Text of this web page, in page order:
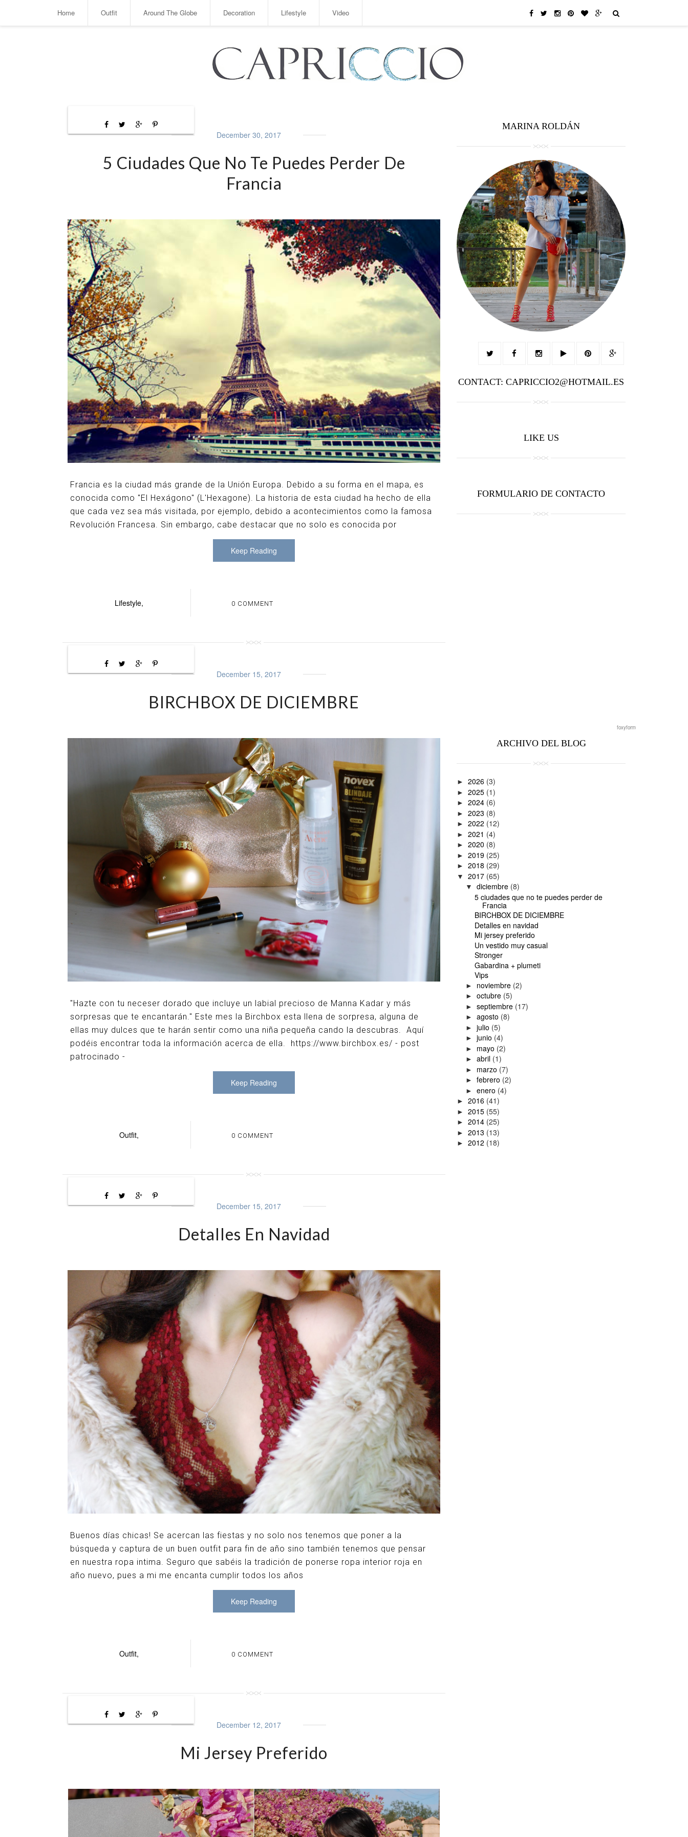
Home Outfit Around The Globe Decoration Lifestyle Video
December 30, 2017
5 Ciudades Que No Te Puedes Perder De
Francia
Francia es la ciudad más grande de la Unión Europa. Debido a su forma en el mapa, es
conocida como "El Hexágono" (L'Hexagone). La historia de esta ciudad ha hecho de ella
que cada vez sea más visitada, por ejemplo, debido a acontecimientos como la famosa
Revolución Francesa. Sin embargo, cabe destacar que no solo es conocida por
Keep Reading
Lifestyle, 0 COMMENT
December 15, 2017
BIRCHBOX DE DICIEMBRE
"Hazte con tu neceser dorado que incluye un labial precioso de Manna Kadar y más
sorpresas que te encantarán." Este mes la Birchbox esta llena de sorpresa, alguna de
ellas muy dulces que te harán sentir como una niña pequeña cando la descubras. Aquí
podéis encontrar toda la información acerca de ella. https://www.birchbox.es/ - post
patrocinado -
Keep Reading
Outfit, 0 COMMENT
December 15, 2017
Detalles En Navidad
Buenos días chicas! Se acercan las fiestas y no solo nos tenemos que poner a la
búsqueda y captura de un buen outfit para fin de año sino también tenemos que pensar
en nuestra ropa intima. Seguro que sabéis la tradición de ponerse ropa interior roja en
año nuevo, pues a mi me encanta cumplir todos los años
Keep Reading
Outfit, 0 COMMENT
December 12, 2017
Mi Jersey Preferido
MARINA ROLDÁN
CONTACT: CAPRICCIO2@HOTMAIL.ES
LIKE US
FORMULARIO DE CONTACTO
foxyform
ARCHIVO DEL BLOG
► 2026 (3)
► 2025 (1)
► 2024 (6)
► 2023 (8)
► 2022 (12)
► 2021 (4)
► 2020 (8)
► 2019 (25)
► 2018 (29)
▼ 2017 (65)
▼ diciembre (8)
5 ciudades que no te puedes perder de
Francia
BIRCHBOX DE DICIEMBRE
Detalles en navidad
Mi jersey preferido
Un vestido muy casual
Stronger
Gabardina + plumeti
Vips
► noviembre (2)
► octubre (5)
► septiembre (17)
► agosto (8)
► julio (5)
► junio (4)
► mayo (2)
► abril (1)
► marzo (7)
► febrero (2)
► enero (4)
► 2016 (41)
► 2015 (55)
► 2014 (25)
► 2013 (13)
► 2012 (18)